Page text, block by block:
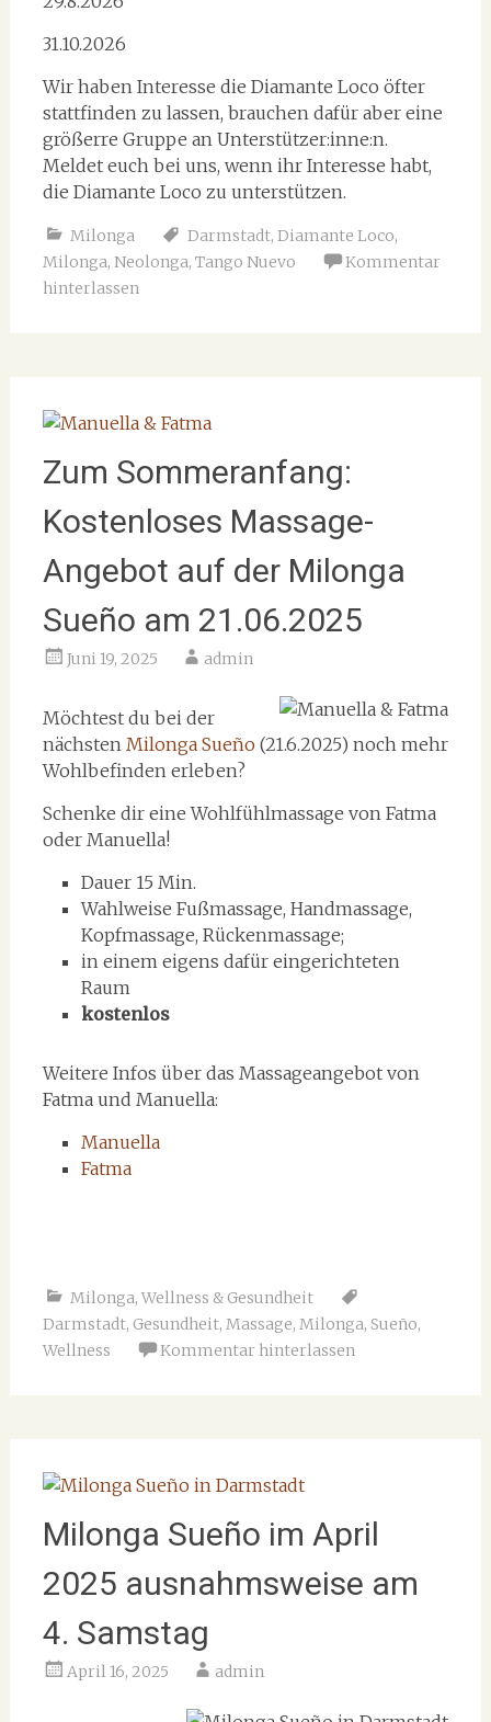
31.10.2026
Wir haben Interesse die Diamante Loco öfter
stattfinden zu lassen, brauchen dafür aber eine
größerre Gruppe an Unterstützer:inne:n.
Meldet euch bei uns, wenn ihr Interesse habt,
die Diamante Loco zu unterstützen.
Milonga Darmstadt, Diamante Loco,
Milonga, Neolonga, Tango Nuevo
Kommentar
hinterlassen
Zum Sommeranfang:
Kostenloses Massage-
Angebot auf der Milonga
Sueño am 21.06.2025
Juni 19, 2025 admin
Möchtest du bei der
nächsten Milonga Sueño(21.6.2025) noch mehr
Wohlbefinden erleben?
Schenke dir eine Wohlfühlmassage von Fatma
oder Manuella!
Dauer 15 Min.
Wahlweise Fußmassage, Handmassage,
Kopfmassage, Rückenmassage;
in einem eigens dafür eingerichteten
Raum
kostenlos
Weitere Infos über das Massageangebot von
Fatma und Manuella:
Manuella
Fatma
Milonga, Wellness & Gesundheit
Darmstadt, Gesundheit, Massage, Milonga, Sueño,
Wellness
Kommentar hinterlassen
Milonga Sueño im April
2025 ausnahmsweise am
4. Samstag
April 16, 2025 admin